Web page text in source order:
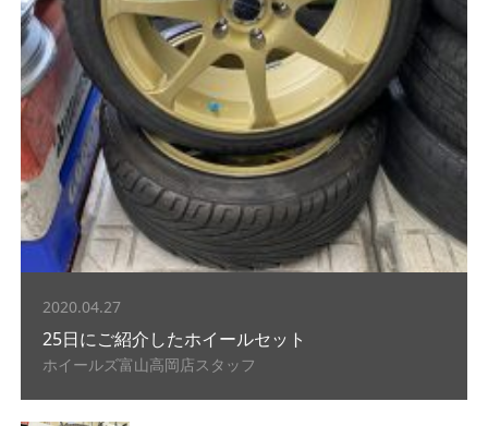
2020.04.27
25日にご紹介したホイールセット
ホイールズ富山高岡店スタッフ